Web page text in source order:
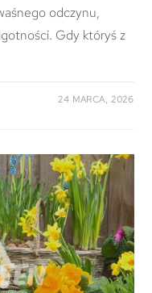
odczynu,
Gdy któryś z
24 MARCA, 2026